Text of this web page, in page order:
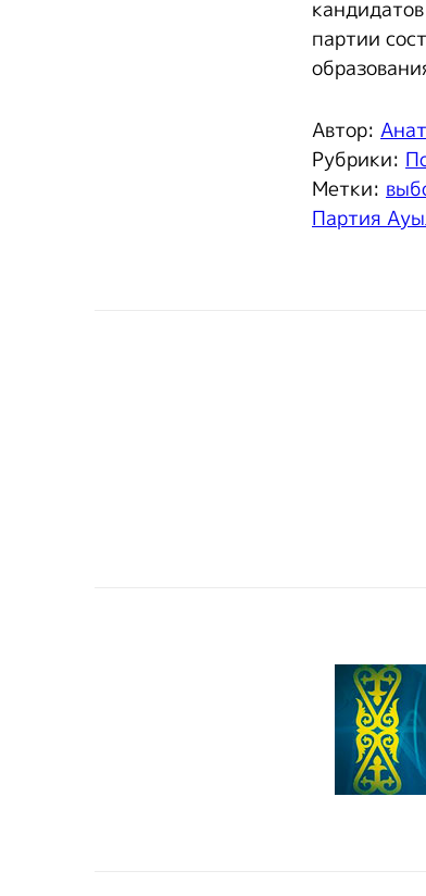
партии
Автор:
Рубрики:
Метки:
Партия